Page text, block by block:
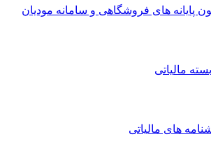
پایانه های فروشگاهی و سامانه مودیان
مالیاتی
های مالیاتی